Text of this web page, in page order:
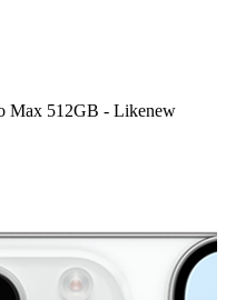
Max 512GB - Likenew